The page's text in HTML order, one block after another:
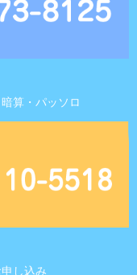
算・パッソロ
し込み